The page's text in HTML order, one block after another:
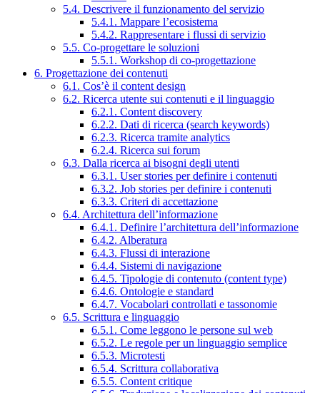
5.4. Descrivere il funzionamento del servizio
5.4.1. Mappare l’ecosistema
5.4.2. Rappresentare i flussi di servizio
5.5. Co-progettare le soluzioni
5.5.1. Workshop di co-progettazione
6. Progettazione dei contenuti
6.1. Cos’è il content design
6.2. Ricerca utente sui contenuti e il linguaggio
6.2.1. Content discovery
6.2.2. Dati di ricerca (search keywords)
6.2.3. Ricerca tramite analytics
6.2.4. Ricerca sui forum
6.3. Dalla ricerca ai bisogni degli utenti
6.3.1. User stories per definire i contenuti
6.3.2. Job stories per definire i contenuti
6.3.3. Criteri di accettazione
6.4. Architettura dell’informazione
6.4.1. Definire l’architettura dell’informazione
6.4.2. Alberatura
6.4.3. Flussi di interazione
6.4.4. Sistemi di navigazione
6.4.5. Tipologie di contenuto (content type)
6.4.6. Ontologie e standard
6.4.7. Vocabolari controllati e tassonomie
6.5. Scrittura e linguaggio
6.5.1. Come leggono le persone sul web
6.5.2. Le regole per un linguaggio semplice
6.5.3. Microtesti
6.5.4. Scrittura collaborativa
6.5.5. Content critique